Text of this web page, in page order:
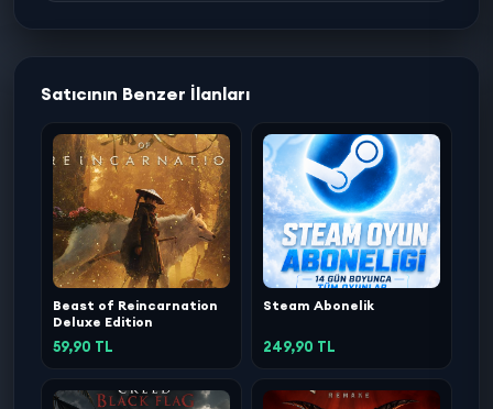
Satıcının Benzer İlanları
Beast of Reincarnation
Deluxe Edition
59,90 TL
Steam Abonelik
249,90 TL